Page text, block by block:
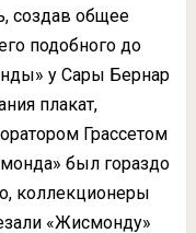
создав общее
подобного до
у Сары Бернар
плакат,
Грассетом
был гораздо
коллекционеры
«Жисмонду»